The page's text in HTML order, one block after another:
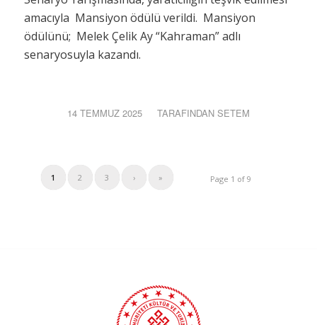
amacıyla Mansiyon ödülü verildi. Mansiyon
ödülünü; Melek Çelik Ay “Kahraman” adlı
senaryosuyla kazandı.
14 TEMMUZ 2025
/ TARAFINDAN SETEM
Page 1 of 9
1 2 3 › »